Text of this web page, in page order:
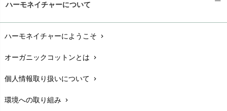
nanadecor（ナナデェコール）
ぬくぐるみ工房
Haruulala（ハルウララ）
Pantyliners Organics（パンティライナーズ）
plantia（プランティア）
maggies（マギーズ）
MAINIO（マイニオ）
MAUD N LIL（モード・ン・リル）
maxomorra（マクソモーラ）
配送と送料chevron_right
在庫状況と発送予定chevron_right
サイズ・寸法chevron_right
生地・素材chevron_right
ハーモネイチャーについて
ハーモネイチャーにようこそ chevron_right
オーガニックコットンとは chevron_right
個人情報取り扱いについて chevron_right
環境への取り組み chevron_right